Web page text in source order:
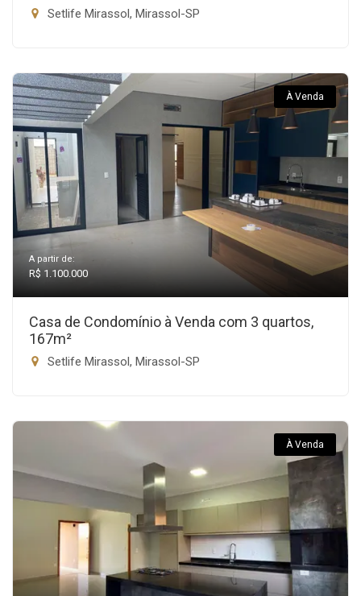
Setlife Mirassol, Mirassol-SP
À Venda
A partir de:
R$ 1.100.000
Casa de Condomínio à Venda com 3 quartos,
167m²
Setlife Mirassol, Mirassol-SP
À Venda